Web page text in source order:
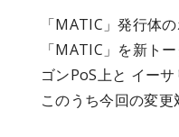
「MATIC」発行体
「MATIC」を新ト
ゴンPoS上と イー
このうち今回の変更